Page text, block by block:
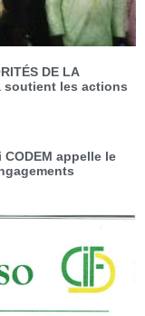
DE LA
soutient les actions
appelle le